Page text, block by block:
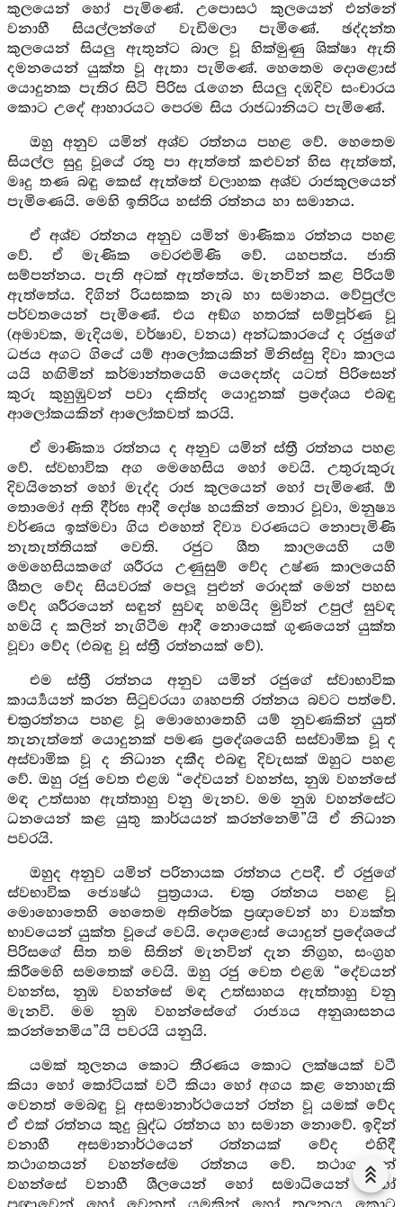
කුලයෙන් හෝ පැමිණේ. උපොසථ කුලයෙන් එන්නේ
වනාහී සියල්ලන්ගේ වැඩිමලා පැමිණේ. ඡද්දන්ත
කුලයෙන් සියලු ඇතුන්ට බාල වූ හික්මුණු ශික්ෂා ඇති
දමනයෙන් යුක්ත වූ ඇතා පැමිණේ. හෙතෙම දොළොස්
යොදුනක පැතිර සිටි පිරිස රැගෙන සියලු දඹදිව සංචාරය
කොට උදේ ආහාරයට පෙරම සිය රාජධානියට පැමිණේ.
ඔහු අනුව යමින් අශ්ව රත්නය පහළ වේ. හෙතෙම
සියල්ල සුදු වූයේ රතු පා ඇත්තේ කළුවන් හිස ඇත්තේ,
මෘදු තණ බඳු කෙස් ඇත්තේ වලාහක අශ්ව රාජකුලයෙන්
පැමිණෙයි. මෙහි ඉතිරිය හස්ති රත්නය හා සමානය.
ඒ අශ්ව රත්නය අනුව යමින් මාණික්‍ය රත්නය පහළ
වේ. ඒ මැණික වෙරළුමිණි වේ. යහපත්ය. ජාති
සම්පන්නය. පැති අටක් ඇත්තේය. මැනවින් කළ පිරියම්
ඇත්තේය. දිගින් රියසකක නැබ හා සමානය. වේපුල්ල
පර්වතයෙන් පැමිණේ. එය අඞ්ග හතරක් සම්පූර්ණ වූ
(අමාවක, මැදියම, වර්ෂාව, වනය) අන්ධකාරයේ ද රජුගේ
ධජය අගට ගියේ යම් ආලෝකයකින් මිනිස්සු දිවා කාලය
යයි හඟිමින් කර්මාන්තයෙහි යෙදෙත්ද යටත් පිරිසෙන්
කුරු කුහුඹුවන් පවා දකිත්ද යොදුනක් ප්‍රදේශය එබඳු
ආලෝකයකින් ආලෝකවත් කරයි.
ඒ මාණික්‍ය රත්නය ද අනුව යමින් ස්ත්‍රී රත්නය පහළ
වේ. ස්වභාවික අග මෙහෙසිය හෝ වෙයි. උතුරුකුරු
දිවයිනෙන් හෝ මැද්ද රාජ කුලයෙන් හෝ පැමිණේ. ඕ
තොමෝ අති දීර්ඝ ආදී දෝෂ හයකින් තොර වූවා, මනුෂ්‍ය
වර්ණය ඉක්මවා ගිය එහෙත් දිව්‍ය වරණයට නොපැමිණි
නැතැත්තියක් වෙති. රජුට ශීත කාලයෙහි යම්
මෙහෙසියකගේ ශරීරය උණුසුම් වේද උෂ්ණ කාලයෙහි
ශීතල වේද සියවරක් පෙලූ පුළුන් රොදක් මෙන් පහස
වේද ශරීරයෙන් සඳුන් සුවඳ හමයිද මුවින් උපුල් සුවඳ
හමයි ද කලින් නැගිටීම ආදී නොයෙක් ගුණයෙන් යුක්ත
වූවා වේද (එබඳු වූ ස්ත්‍රී රත්නයක් වේ).
එම ස්ත්‍රී රත්නය අනුව යමින් රජුගේ ස්වාභාවික
කාර්‍ය්‍යයන් කරන සිටුවරයා ගෘහපති රත්නය බවට පත්වේ.
චක්‍රරත්නය පහළ වූ මොහොතෙහි යම් නුවණකින් යුත්
තැනැත්තේ යොදුනක් පමණ ප්‍රදේශයෙහි සස්වාමික වූ ද
අස්වාමික වූ ද නිධාන දකීද එබඳු දිවැසක් ඔහුට පහළ
වේ. ඔහු රජු වෙත එළඹ “දේවයන් වහන්ස, නුඹ වහන්සේ
මඳ උත්සාහ ඇත්තාහු වනු මැනව. මම නුඹ වහන්සේට
ධනයෙන් කළ යුතු කාර්යයන් කරන්නෙමි”යි ඒ නිධාන
පවරයි.
ඔහුද අනුව යමින් පරිනායක රත්නය උපදී. ඒ රජුගේ
ස්වභාවික ජ්‍යෙෂ්ඨ පුත්‍රයාය. චක්‍ර රත්නය පහළ වූ
මොහොතෙහි හෙතෙම අතිරේක ප්‍රඥාවෙන් හා ව්‍යක්ත
භාවයෙන් යුක්ත වූයේ වෙයි. දොළොස් යොදුන් ප්‍රදේශයේ
පිරිසගේ සිත තම සිතින් මැනවින් දැන නිග්‍රහ, සංග්‍රහ
කිරීමෙහි සමතෙක් වෙයි. ඔහු රජු වෙත එළඹ “දේවයන්
වහන්ස, නුඹ වහන්සේ මඳ උත්සාහය ඇත්තාහු වනු
මැනවි. මම නුඹ වහන්සේගේ රාජ්‍යය අනුශාසනය
කරන්නෙමිය”යි පවරයි යනුයි.
යමක් තුලනය කොට තීරණය කොට ලක්ෂයක් වටී
කියා හෝ කෝටියක් වටී කියා හෝ අගය කළ නොහැකි
වෙනත් මෙබඳු වූ අසමානාර්ථයෙන් රත්න වූ යමක් වේද
ඒ එක් රත්නය කුදු බුද්ධ රත්නය හා සමාන නොවේ. ඉදින්
වනාහී අසමානාර්ථයෙන් රත්නයක් වේද එහිදී
තථාගතයන් වහන්සේම රත්නය වේ. තථාගතයන්
වහන්සේ වනාහී ශීලයෙන් හෝ සමාධියෙන් හෝ